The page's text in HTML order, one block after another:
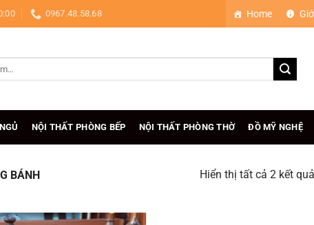
0967.48.58.68 Home
NỘI THẤT PHÒNG BẾP NỘI THẤT PHÒNG THỜ ĐỒ MỸ NGHỆ
BÁNH Hiển thị tất cả 2 kết quả